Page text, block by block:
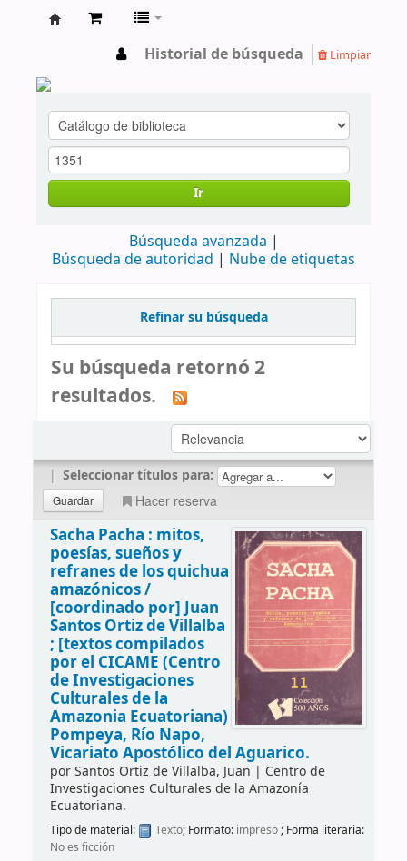
Historial de búsqueda Limpiar
Ir
Búsqueda avanzada
Búsqueda de autoridad
Nube de etiquetas
Refinar su búsqueda
Su búsqueda retornó 2
resultados.
| Seleccionar títulos para:
Hacer reserva
Sacha Pacha : mitos,
poesías, sueños y
refranes de los quichua
amazónicos /
[coordinado por] Juan
Santos Ortiz de Villalba
; [textos compilados
por el CICAME (Centro
de Investigaciones
Culturales de la
Amazonia Ecuatoriana)
Pompeya, Río Napo,
Vicariato Apostólico del Aguarico.
porSantos Ortiz de Villalba, Juan | Centro de
Investigaciones Culturales de la Amazonía
Ecuatoriana.
Tipo de material: Texto; Formato: impreso; Forma literaria:
No es ficción